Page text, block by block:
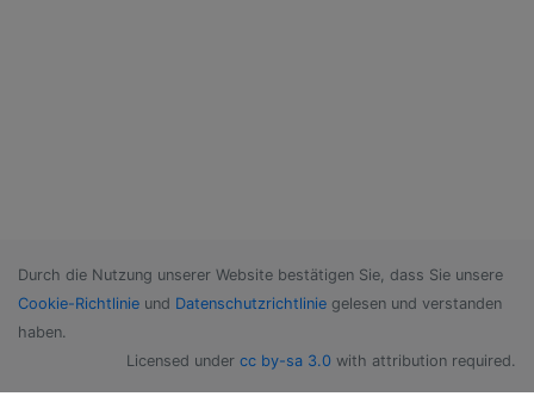
Durch die Nutzung unserer Website bestätigen Sie, dass Sie unsere
Cookie-Richtlinie und Datenschutzrichtlinie gelesen und verstanden
haben.
Licensed under cc by-sa 3.0 with attribution required.